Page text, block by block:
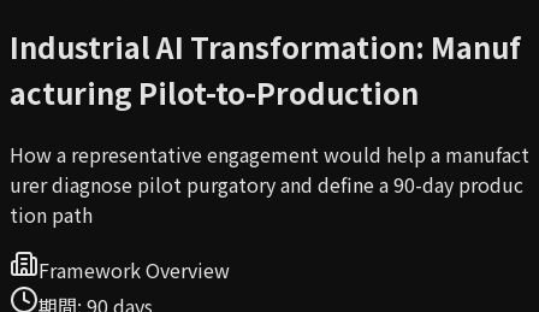
Industrial AI Transformation: Manuf
acturing Pilot-to-Production
How a representative engagement would help a manufact
urer diagnose pilot purgatory and define a 90-day produc
tion path
Framework Overview
期間: 90 days